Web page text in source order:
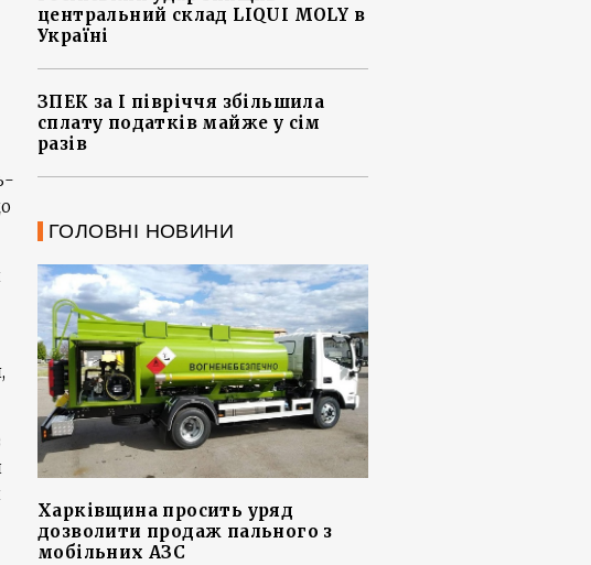
центральний склад LIQUI MOLY в
Україні
ЗПЕК за І півріччя збільшила
сплату податків майже у сім
разів
ГОЛОВНІ НОВИНИ
Харківщина просить уряд
дозволити продаж пального з
мобільних АЗС